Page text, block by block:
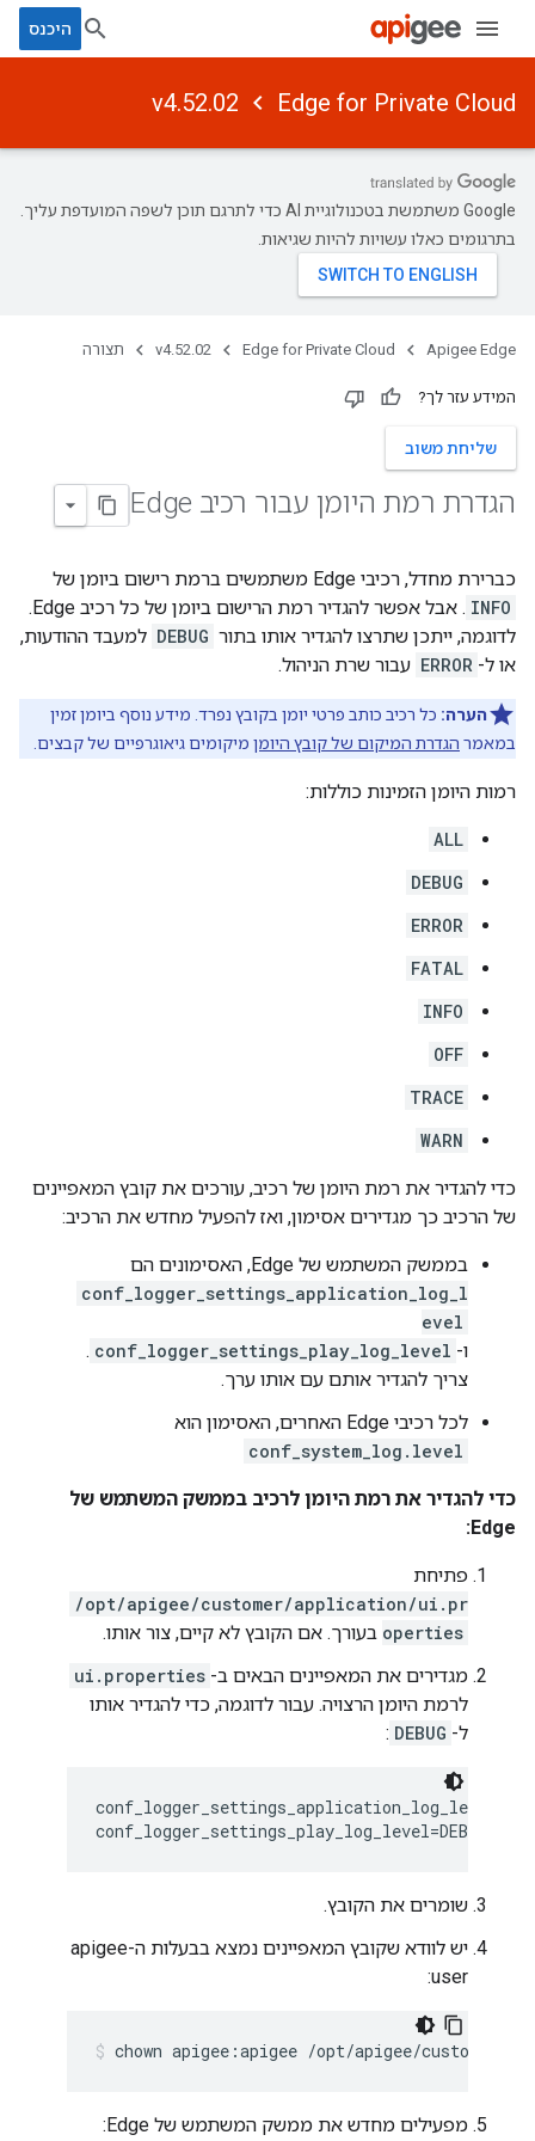
היכנס
Edge for Private Cloud
v4.52.02
‫Google משתמשת בטכנולוגיית AI כדי לתרגם תוכן לשפה המועדפת עליך.
בתרגומים כאלו עשויות להיות שגיאות.
Apigee Edge
Edge for Private Cloud
v4.52.02 תצורה
המידע עזר לך?
שליחת משוב
הגדרת רמת היומן עבור רכיב Edge
כברירת מחדל, רכיבי Edge משתמשים ברמת רישום ביומן של
INFO
. אבל אפשר להגדיר רמת הרישום ביומן של כל רכיב Edge.
לדוגמה, ייתכן שתרצו להגדיר אותו בתור DEBUG למעבד ההודעות,
או ל- ERROR עבור שרת הניהול.
הערה: כל רכיב כותב פרטי יומן בקובץ נפרד. מידע נוסף ביומן זמין
במאמר הגדרת המיקום של קובץ היומן מיקומים גיאוגרפיים של קבצים.
רמות היומן הזמינות כוללות:
ALL
DEBUG
ERROR
FATAL
INFO
OFF
TRACE
WARN
כדי להגדיר את רמת היומן של רכיב, עורכים את קובץ המאפיינים
של הרכיב כך מגדירים אסימון, ואז להפעיל מחדש את הרכיב:
בממשק המשתמש של Edge, האסימונים הם
conf_logger_settings_application_log_l
evel
ו- conf_logger_settings_play_log_level
.
צריך להגדיר אותם עם אותו ערך.
לכל רכיבי Edge האחרים, האסימון הוא
conf_system_log.level
כדי להגדיר את רמת היומן לרכיב בממשק המשתמש של
Edge:
פתיחת
/opt/apigee/customer/application/ui.pr
operties בעורך. אם הקובץ לא קיים, צור אותו.
מגדירים את המאפיינים הבאים ב- ui.properties
לרמת היומן הרצויה. עבור לדוגמה, כדי להגדיר אותו
ל- DEBUG
:
conf_logger_settings_play_log_level=DEBUG
שומרים את הקובץ.
יש לוודא שקובץ המאפיינים נמצא בבעלות ה-apigee
user:
chown apigee:apigee /opt/apigee/customer/
מפעילים מחדש את ממשק המשתמש של Edge: